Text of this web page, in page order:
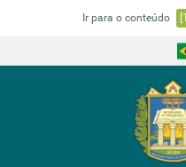
Ir para o conteúdo [1]